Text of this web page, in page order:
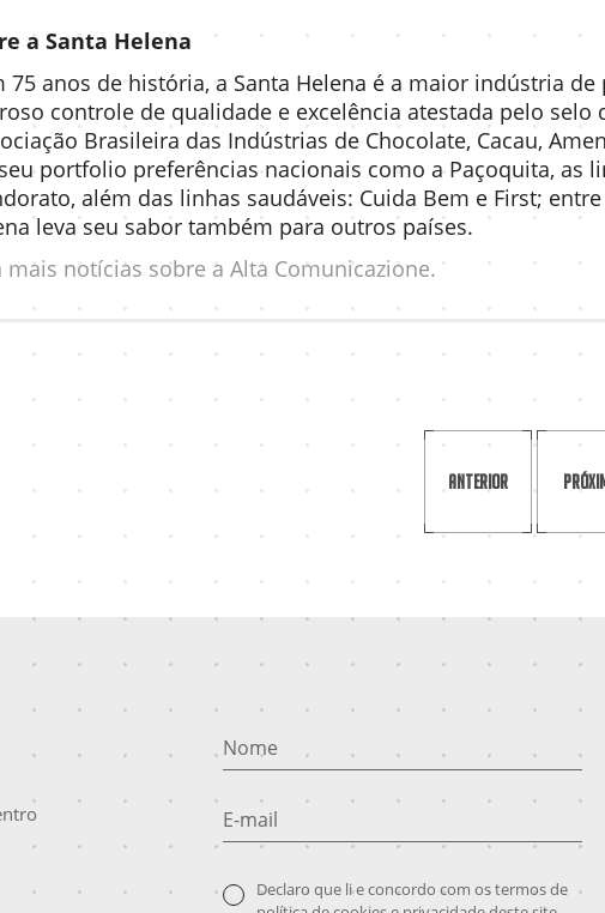
a Santa Helena
75 anos de história, a Santa Helena é a maior indústria
controle de qualidade e excelência atestada pelo selo
Brasileira das Indústrias de Chocolate, Cacau,
portfolio preferências nacionais como a Paçoquita, as
além das linhas saudáveis: Cuida Bem e First;
leva seu sabor também para outros países.
mais notícias sobre a Alta Comunicazione.
Anterior
Nome
E-mail
Declaro que li e concordo com os termos de